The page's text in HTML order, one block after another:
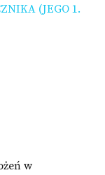
(JEGO 1.
w